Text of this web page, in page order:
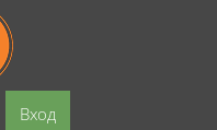
Вход